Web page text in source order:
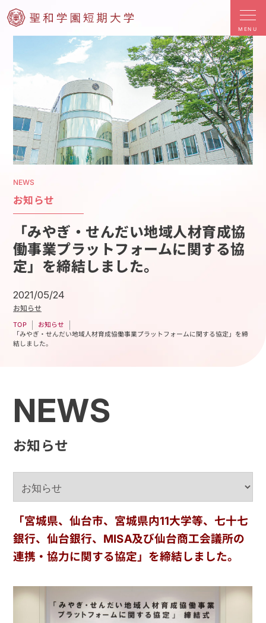
MENU
NEWS
お知らせ
「みやぎ・せんだい地域人材育成協
働事業プラットフォームに関する協
定」を締結しました。
2021/05/24
お知らせ
TOP お知らせ
「みやぎ・せんだい地域人材育成協働事業プラットフォームに関する協定」を締
結しました。
NEWS
お知らせ
「宮城県、仙台市、宮城県内11大学等、七十七
銀行、仙台銀行、MISA及び仙台商工会議所の
連携・協力に関する協定」を締結しました。